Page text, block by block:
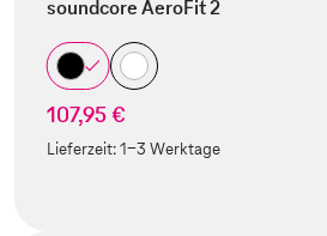
soundcore AeroFit 2
107,95 €
Lieferzeit:1-3 Werktage